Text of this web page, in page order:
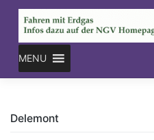
content
MENU
Delemont